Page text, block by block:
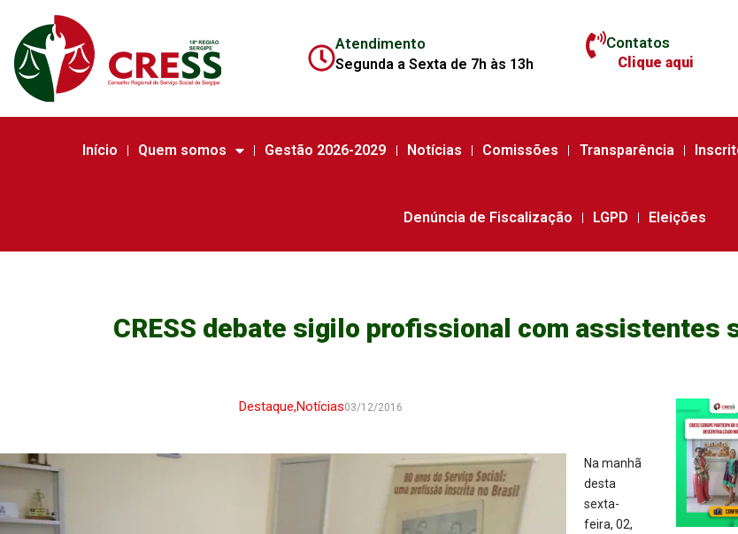
Atendimento
Segunda a Sexta de 7h às 13h
Contatos
Clique aqui
Início Quem somos Gestão 2026-2029 Notícias Comissões Transparência
Denúncia de Fiscalização LGPD Eleições
CRESS debate sigilo profissional com assistentes
Destaque,Notícias03/12/2016
Na manhã
desta
sexta-
feira, 02,